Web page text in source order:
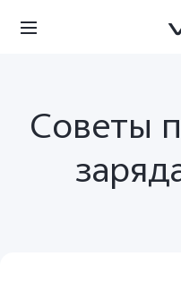
Советы